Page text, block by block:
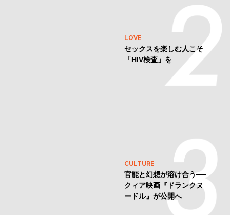
LOVE
セックスを楽しむ人こそ
「HIV検査」を
CULTURE
官能と幻想が溶け合う──
クィア映画『ドランクヌ
ードル』が公開へ